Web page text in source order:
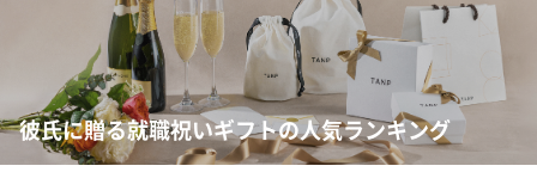
彼氏に贈る就職祝いギフトの人気ランキング